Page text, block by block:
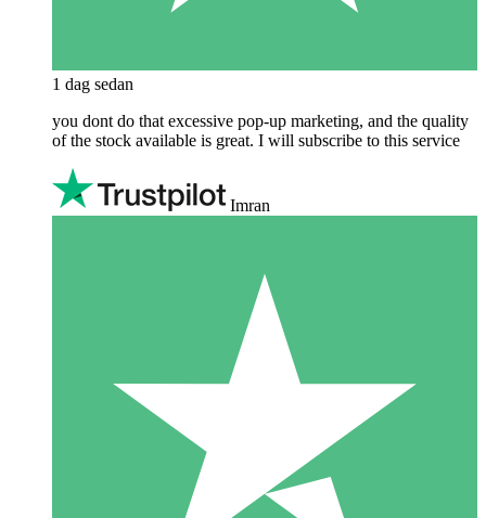
1 dag sedan
you dont do that excessive pop-up marketing, and the quality
of the stock available is great. I will subscribe to this service
Imran